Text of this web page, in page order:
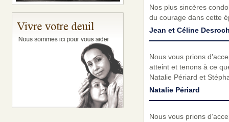
Nos plus sincères
du courage dans cette
Jean et Céline
Nous vous prions
atteint et tenons à ce
Natalie Périard et
Natalie Périard
Nous vous prions